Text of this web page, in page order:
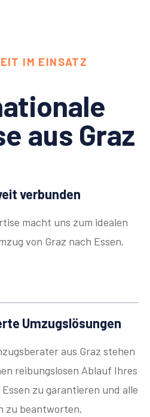
IM EINSATZ
aus Graz
verbunden
macht uns zum idealen
von Graz nach Essen.
Umzugslösungen
aus Graz stehen
reibungslosen Ablauf Ihres
zu garantieren und alle
zu beantworten.